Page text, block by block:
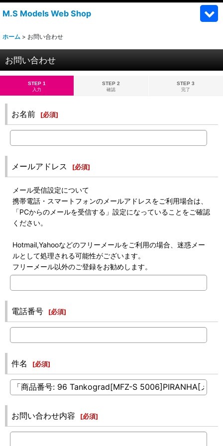
M.S Models Web Shop
ホーム > お問い合わせ
お問い合わせ
STEP 1
入力
STEP 2
確認
STEP 3
完了
お名前 [必須]
メールアドレス [必須]
メール受信設定について
携帯電話・スマートフォンのメールアドレスをご利用場合は、
「PCからのメールを受信する」設定になっていることをご確認
ください。
Hotmail,Yahooなどのフリーメールをご利用の場合、迷惑メー
ルとして処理される可能性がございます。
フリーメール以外のご登録をお勧めします。
電話番号 [必須]
件名 [必須]
お問い合わせ内容 [必須]